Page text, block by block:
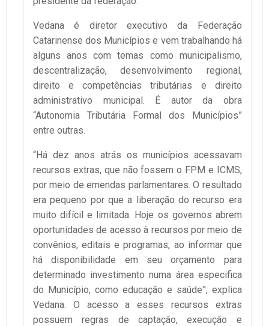
Vedana é diretor executivo da Federação
Catarinense dos Municípios e vem trabalhando há
alguns anos com temas como municipalismo,
descentralização, desenvolvimento regional,
direito e competências tributárias e direito
administrativo municipal. É autor da obra
“Autonomia Tributária Formal dos Municípios”
entre outras.
“Há dez anos atrás os municípios acessavam
recursos extras, que não fossem o FPM e ICMS,
por meio de emendas parlamentares. O resultado
era pequeno por que a liberação do recurso era
muito difícil e limitada. Hoje os governos abrem
oportunidades de acesso à recursos por meio de
convênios, editais e programas, ao informar que
há disponibilidade em seu orçamento para
determinado investimento numa área especifica
do Município, como educação e saúde”, explica
Vedana. O acesso a esses recursos extras
possuem regras de captação, execução e